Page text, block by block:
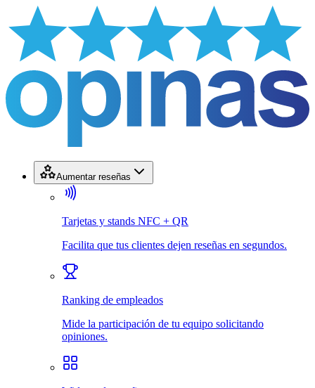
Aumentar reseñas
Tarjetas y stands NFC + QR
Facilita que tus clientes dejen reseñas en segundos.
Ranking de empleados
Mide la participación de tu equipo solicitando
opiniones.